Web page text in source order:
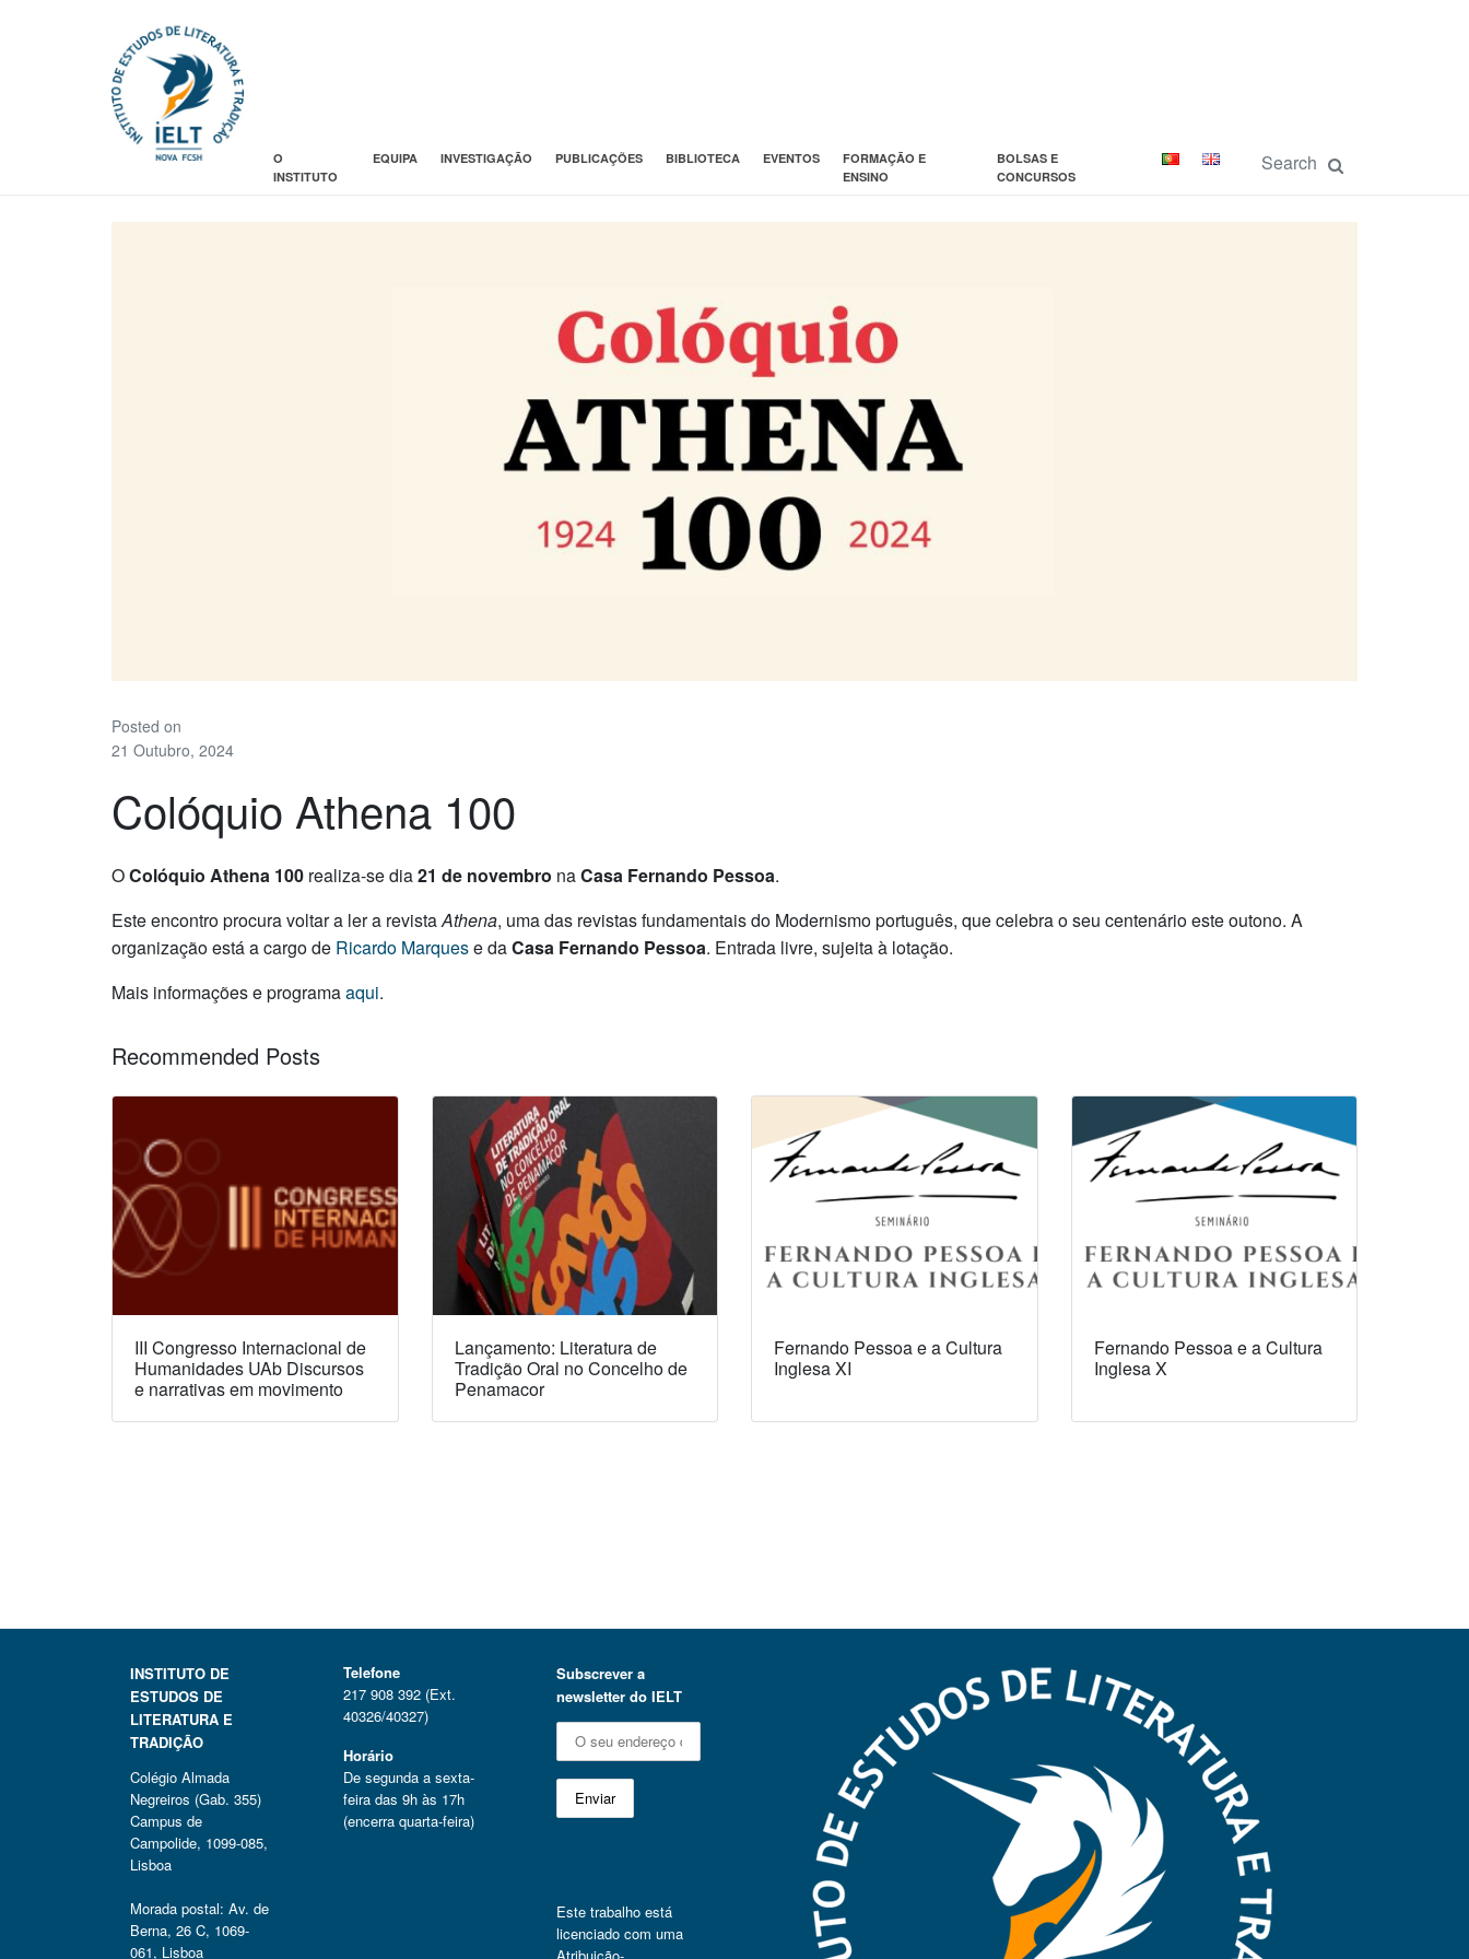
O
INSTITUTO
EQUIPA INVESTIGAÇÃO PUBLICAÇÕES BIBLIOTECA EVENTOS
FORMAÇÃO E
ENSINO
BOLSAS E
CONCURSOS
Posted on
21 Outubro, 2024
Colóquio Athena 100
OColóquio Athena 100 realiza-se dia21 de novembro naCasa Fernando Pessoa.
Este encontro procura voltar a ler a revistaAthena, uma das revistas fundamentais do Modernismo português, que celebra o seu centenário este outono. A
organização está a cargo de Ricardo Marquese daCasa Fernando Pessoa. Entrada livre, sujeita à lotação.
Mais informações e programaaqui.
Recommended Posts
III Congresso Internacional de
Humanidades UAb Discursos
e narrativas em movimento
Lançamento: Literatura de
Tradição Oral no Concelho de
Penamacor
Fernando Pessoa e a Cultura
Inglesa XI
Fernando Pessoa e a Cultura
Inglesa X
INSTITUTO DE
ESTUDOS DE
LITERATURA E
TRADIÇÃO
Colégio Almada
Negreiros (Gab. 355)
Campus de
Campolide, 1099-085,
Lisboa
Morada postal: Av. de
Berna, 26 C, 1069-
061, Lisboa
Telefone
217 908 392 (Ext.
40326/40327)
Horário
De segunda a sexta-
feira das 9h às 17h
(encerra quarta-feira)
Subscrever a
newsletter do IELT
Este trabalho está
licenciado com uma